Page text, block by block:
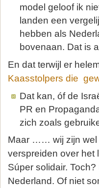
model geloof ik
landen een
hebben als
bovenaan. Dat is
En dat terwijl er
Kaasstolpers die
Dat kan, óf de
PR en
zich zoals
Maar …… wij zijn wel
verspreiden over het
Súper solidair.
Nederland. Of niet